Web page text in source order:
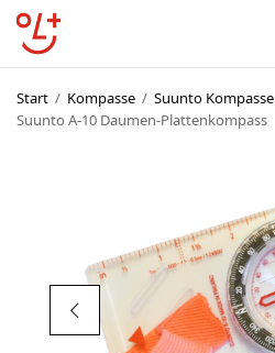
Start / Kompasse / Suunto Kompasse
Suunto A-10 Daumen-Plattenkompass
Startnummern
Textildruck
OL Karten